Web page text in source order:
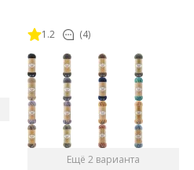
1.2 (4)
Ещё 2 варианта